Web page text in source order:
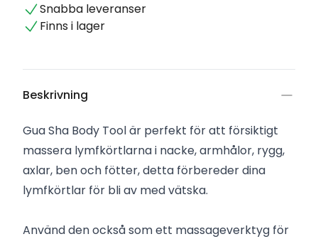
Snabba leveranser
Finns i lager
Beskrivning
Gua Sha Body Tool är perfekt för att försiktigt
massera lymfkörtlarna i nacke, armhålor, rygg,
axlar, ben och fötter, detta förbereder dina
lymfkörtlar för bli av med vätska.
Använd den också som ett massageverktyg för